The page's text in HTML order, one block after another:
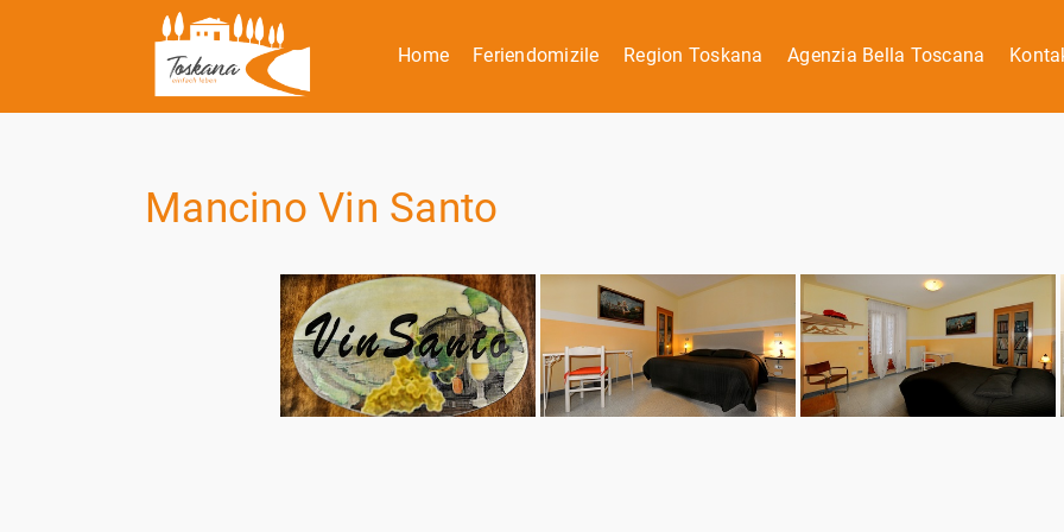
Home Feriendomizile Region Toskana Agenzia Bella Toscana
Mancino Vin Santo